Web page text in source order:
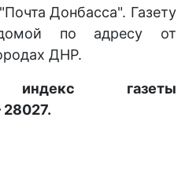
Донбасса". Газету
по адресу от
ДНР.
индекс газеты
28027.